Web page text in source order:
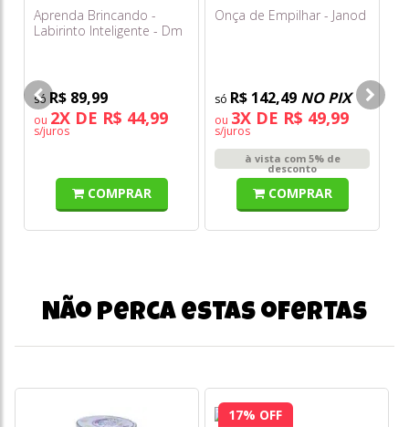
Aprenda Brincando -
Labirinto Inteligente - Dm
R$ 89,99
ou 2X DE R$ 44,99
s/juros
COMPRAR
Onça de Empilhar - Janod
R$ 142,49 NO PIX
ou 3X DE R$ 49,99
s/juros
à vista com 5% de
desconto
COMPRAR
Não perca estas ofertas
17% OFF